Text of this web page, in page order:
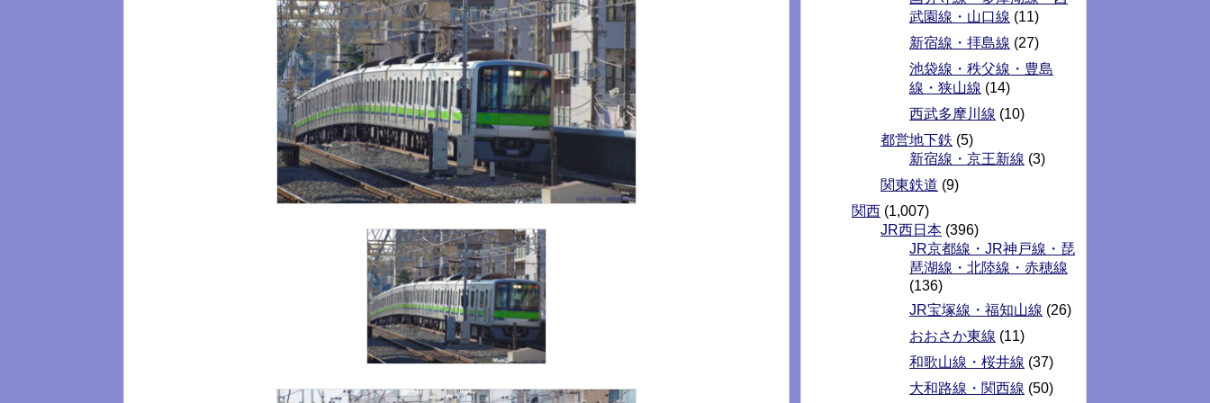
武園線・山口線 (11)
新宿線・拝島線 (27)
池袋線・秩父線・豊島
線・狭山線 (14)
西武多摩川線 (10)
都営地下鉄 (5)
新宿線・京王新線 (3)
関東鉄道 (9)
関西 (1,007)
JR西日本 (396)
JR京都線・JR神戸線・琵
琶湖線・北陸線・赤穂線
(136)
JR宝塚線・福知山線 (26)
おおさか東線 (11)
和歌山線・桜井線 (37)
大和路線・関西線 (50)